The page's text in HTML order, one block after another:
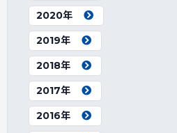
2020年
2019年
2018年
2017年
2016年